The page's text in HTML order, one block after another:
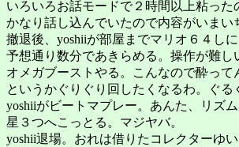
いろいろお話モードで２時間以上粘った
かなり話し込んでいたので内容がいまい
撤退後、yoshiiが部屋までマリオ６４しに
予想通り数分であきらめる。操作が難し
オメガブーストやる。こんなので酔って
というかぐりぐり回したくなるわ。ぐる
yoshiiがビートマプレー。あんた、リズム
星３つへこっとる。マジヤバ。
yoshii退場。おれは借りたコレクターゆい